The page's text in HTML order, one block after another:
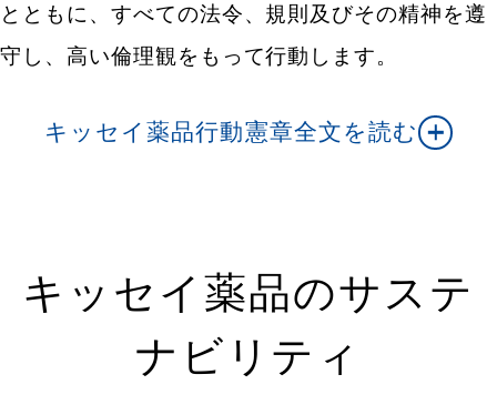
とともに、すべての法令、規則及びその精神を遵
守し、高い倫理観をもって行動します。
キッセイ薬品行動憲章全文を読む
キッセイ薬品のサステ
ナビリティ